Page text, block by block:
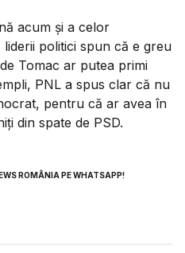
acum și a celor
politici spun că e greu
Tomac ar putea primi
PNL a spus clar că nu
pentru că ar avea în
din spate de PSD.
ROMÂNIA PE WHATSAPP!